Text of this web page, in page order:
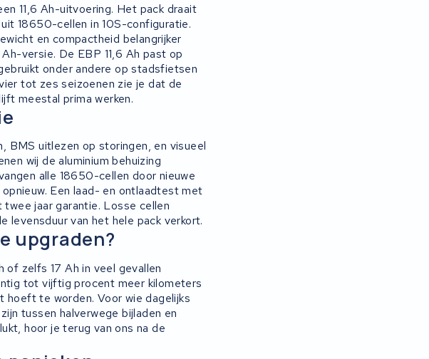
11,6 Ah-uitvoering. Het pack draait
18650-cellen in 10S-configuratie.
en compactheid belangrijker
versie. De EBP 11,6 Ah past op
onder andere op stadsfietsen
tot zes seizoenen zie je dat de
meestal prima werken.
BMS uitlezen op storingen, en visueel
wij de aluminium behuizing
alle 18650-cellen door nieuwe
Een laad- en ontlaadtest met
jaar garantie. Losse cellen
levensduur van het hele pack verkort.
upgraden?
of zelfs 17 Ah in veel gevallen
tot vijftig procent meer kilometers
te worden. Voor wie dagelijks
tussen halverwege bijladen en
hoor je terug van ons na de